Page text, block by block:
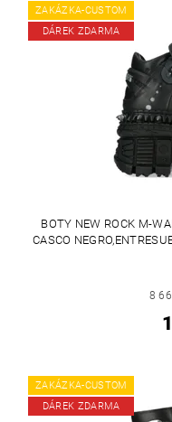
ZAKÁZKA-CUSTOM
DÁREK ZDARMA
BOTY NEW ROCK M-
CASCO
8
ZAKÁZKA-CUSTOM
DÁREK ZDARMA